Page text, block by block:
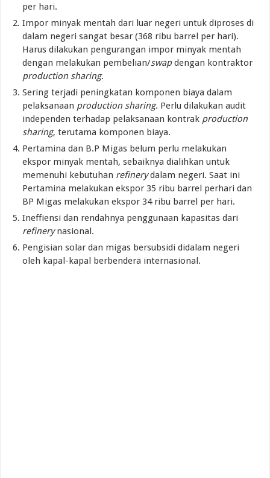
per hari.
Impor minyak mentah dari luar negeri untuk diproses di
dalam negeri sangat besar (368 ribu barrel per hari).
Harus dilakukan pengurangan impor minyak mentah
dengan melakukan pembelian/swapdengan kontraktor
production sharing.
Sering terjadi peningkatan komponen biaya dalam
pelaksanaan production sharing. Perlu dilakukan audit
independen terhadap pelaksanaan kontrak production
sharing, terutama komponen biaya.
Pertamina dan B.P Migas belum perlu melakukan
ekspor minyak mentah, sebaiknya dialihkan untuk
memenuhi kebutuhan refinerydalam negeri. Saat ini
Pertamina melakukan ekspor 35 ribu barrel perhari dan
BP Migas melakukan ekspor 34 ribu barrel per hari.
Ineffiensi dan rendahnya penggunaan kapasitas dari
refinerynasional.
Pengisian solar dan migas bersubsidi didalam negeri
oleh kapal-kapal berbendera internasional.